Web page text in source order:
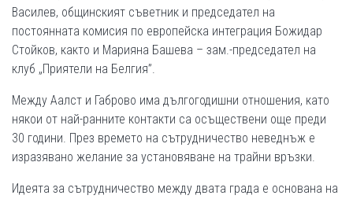
Василев, общинският съветник и председател на
постоянната комисия по европейска интеграция Божидар
Стойков, както и Марияна Башева – зам.-председател на
клуб „Приятели на Белгия”.
Между Аалст и Габрово има дългогодишни отношения, като
някои от най-ранните контакти са осъществени още преди
30 години. През времето на сътрудничество неведнъж е
изразявано желание за установяване на трайни връзки.
Идеята за сътрудничество между двата града е основана на